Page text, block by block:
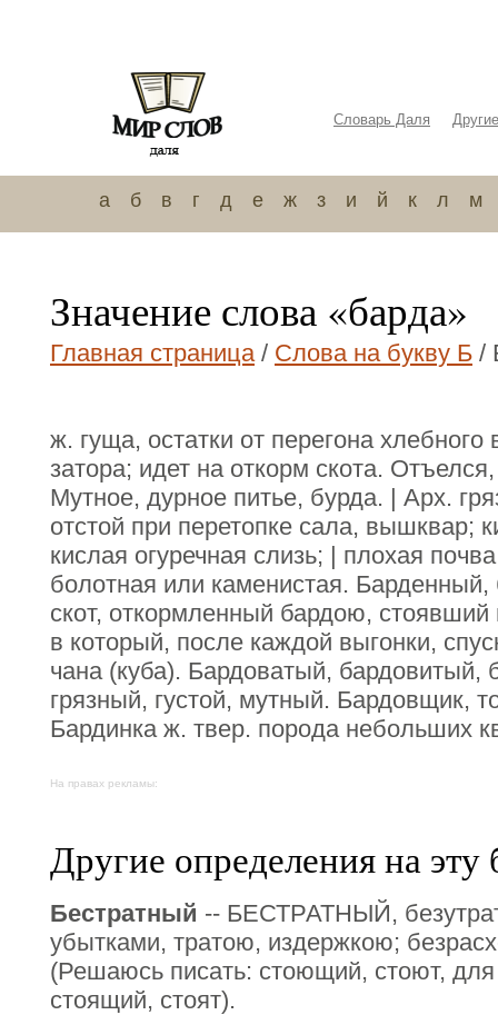
Словарь Даля
а б в г д е ж з и й к л м
Значение слова «барда»
Главная страница/ Слова на букву Б /
ж. гуща, остатки от перегона хлебного
затора; идет на откорм скота.
Мутное, дурное питье, бурда. | Арх.
отстой при перетопке сала, вышквар;
кислая огуречная слизь; | плохая
болотная или каменистая. Барденный,
скот, откормленный бардою,
в который, после каждой выгонки,
чана (куба). Бардоватый, бардовитый,
грязный, густой, мутный. Бардовщик,
Бардинка ж. твер. порода небольших
На правах рекламы:
Другие определения на эту
Бестратный -- БЕСТРАТНЫЙ,
убытками, тратою, издержкою;
(Решаюсь писать: стоющий, стоют, для
стоящий, стоят).